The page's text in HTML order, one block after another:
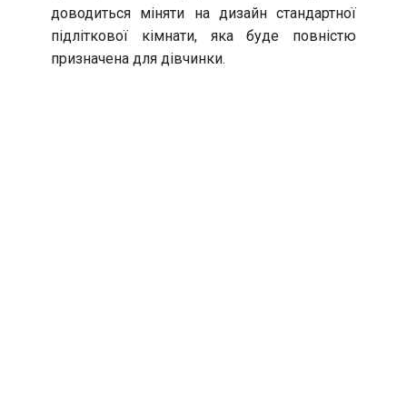
доводиться міняти на дизайн стандартної
підліткової кімнати, яка буде повністю
призначена для дівчинки.